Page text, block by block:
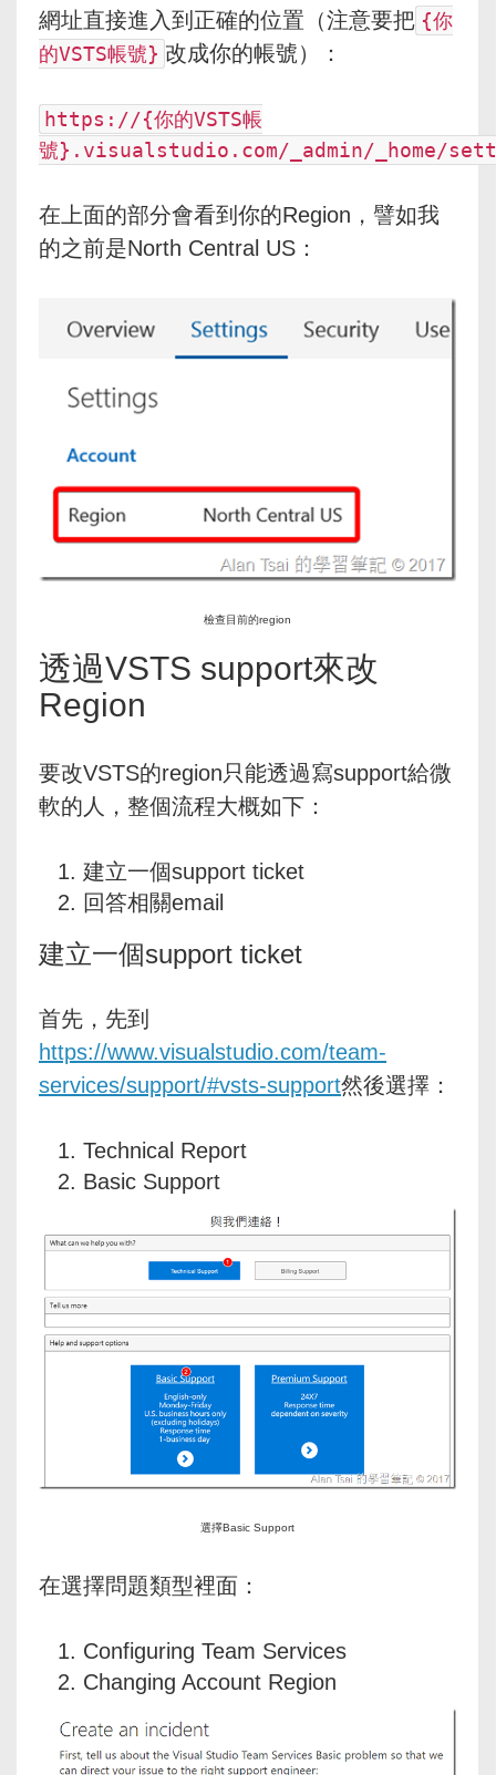
網址直接進入到正確的位置（注意要把 {你
的VSTS帳號} 改成你的帳號）：
https://{你的VSTS帳
號}.visualstudio.com/_admin/_home/
在上面的部分會看到你的Region，譬如我
的之前是North Central US：
檢查目前的region
透過VSTS support來改
Region
要改VSTS的region只能透過寫support給微
軟的人，整個流程大概如下：
建立一個support ticket
回答相關email
建立一個support ticket
首先，先到
https://www.visualstudio.com/team-
services/support/#vsts-support然後選擇：
Technical Report
Basic Support
選擇Basic Support
在選擇問題類型裡面：
Configuring Team Services
Changing Account Region